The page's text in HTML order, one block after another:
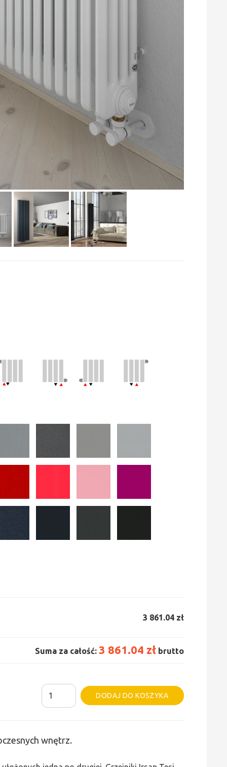
3 861.04 zł
Suma za całość: 3 861.04 zł brutto
ilość
Grzejnik
-
DODAJ DO KOSZYKA
Alternative:
wnętrz.